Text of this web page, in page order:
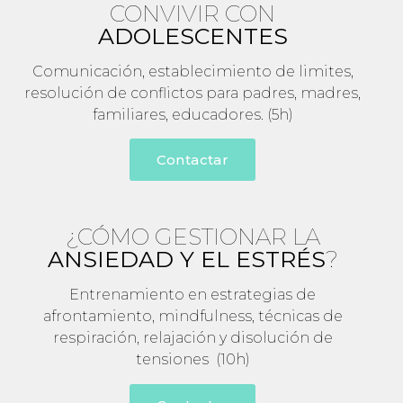
CONVIVIR CON
ADOLESCENTES
Comunicación, establecimiento de limites,
resolución de conflictos para padres, madres,
familiares, educadores. (5h)
Contactar
¿CÓMO GESTIONAR LA
ANSIEDAD Y EL ESTRÉS?
Entrenamiento en estrategias de
afrontamiento, mindfulness, técnicas de
respiración, relajación y disolución de
tensiones (10h)